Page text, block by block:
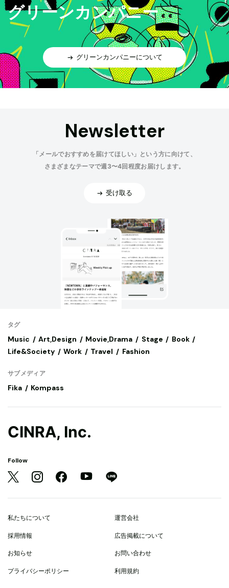
グリーンカンパニー
グリーンカンパニーについて
Newsletter
「メールでおすすめを届けてほしい」という方に向けて、
さまざまなテーマで週3〜4回程度お届けします。
受け取る
タグ
Music Art,Design Movie,Drama Stage
Book
Life&Society
Work Travel Fashion
サブメディア
Fika Kompass
CINRA, Inc.
Follow
私たちについて 運営会社
採用情報 広告掲載について
お知らせ お問い合わせ
プライバシーポリシー 利用規約